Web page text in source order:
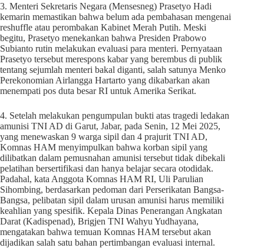
3. Menteri Sekretaris Negara (Mensesneg) Prasetyo Hadi
kemarin memastikan bahwa belum ada pembahasan mengenai
reshuffle atau perombakan Kabinet Merah Putih. Meski
begitu, Prasetyo menekankan bahwa Presiden Prabowo
Subianto rutin melakukan evaluasi para menteri. Pernyataan
Prasetyo tersebut merespons kabar yang berembus di publik
tentang sejumlah menteri bakal diganti, salah satunya Menko
Perekonomian Airlangga Hartarto yang dikabarkan akan
menempati pos duta besar RI untuk Amerika Serikat.
4. Setelah melakukan pengumpulan bukti atas tragedi ledakan
amunisi TNI AD di Garut, Jabar, pada Senin, 12 Mei 2025,
yang menewaskan 9 warga sipil dan 4 prajurit TNI AD,
Komnas HAM menyimpulkan bahwa korban sipil yang
dilibatkan dalam pemusnahan amunisi tersebut tidak dibekali
pelatihan bersertifikasi dan hanya belajar secara otodidak.
Padahal, kata Anggota Komnas HAM RI, Uli Parulian
Sihombing, berdasarkan pedoman dari Perserikatan Bangsa-
Bangsa, pelibatan sipil dalam urusan amunisi harus memiliki
keahlian yang spesifik. Kepala Dinas Penerangan Angkatan
Darat (Kadispenad), Brigjen TNI Wahyu Yudhayana,
mengatakan bahwa temuan Komnas HAM tersebut akan
dijadikan salah satu bahan pertimbangan evaluasi internal.